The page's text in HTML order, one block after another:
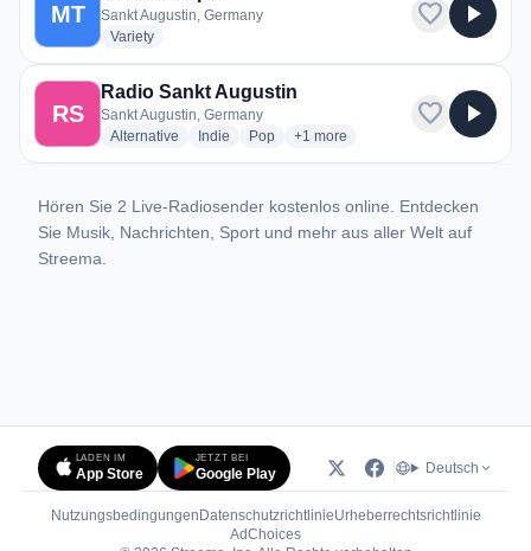
MT
Sankt Augustin, Germany
Varietyradio stations
favorite play_arrow
RS
Radio Sankt Augustin
Sankt Augustin, Germany
Alternative radio stations
Indie radio stations
Popradio stations
+1 more genres for Radio Sankt
more
favorite play_arrow
Hören Sie 2 Live-Radiosender kostenlos online. Entdecken
Sie Musik, Nachrichten, Sport und mehr aus aller Welt auf
Streema.
LADEN IM
App Store
JETZT BEI
Google Play Deutsch
Nutzungsbedingungen DatenschutzrichtlinieUrheberrechtsrichtlinie
AdChoices(öffnet in neuem Tab)